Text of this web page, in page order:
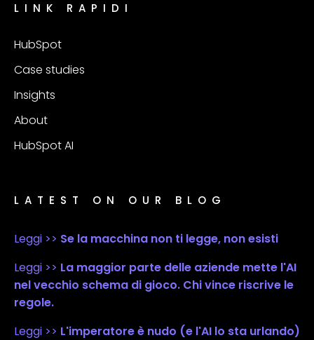
LINK RAPIDI
HubSpot
Case studies
Insights
About
HubSpot AI
LATEST ON OUR BLOG
Leggi >> Se la macchina non ti legge, non esisti
Leggi >> La maggior parte delle aziende mette l'AI
nel vecchio schema di gioco. Chi vince riscrive le
regole.
Leggi >> L'imperatore è nudo (e l'AI lo sta urlando)